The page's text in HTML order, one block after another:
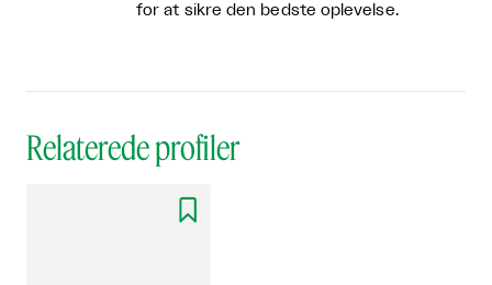
for at sikre den bedste oplevelse.
Relaterede profiler
